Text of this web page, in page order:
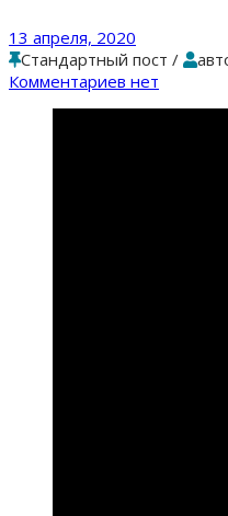
13 апреля, 2020
Стандартный пост /
Комментариев нет